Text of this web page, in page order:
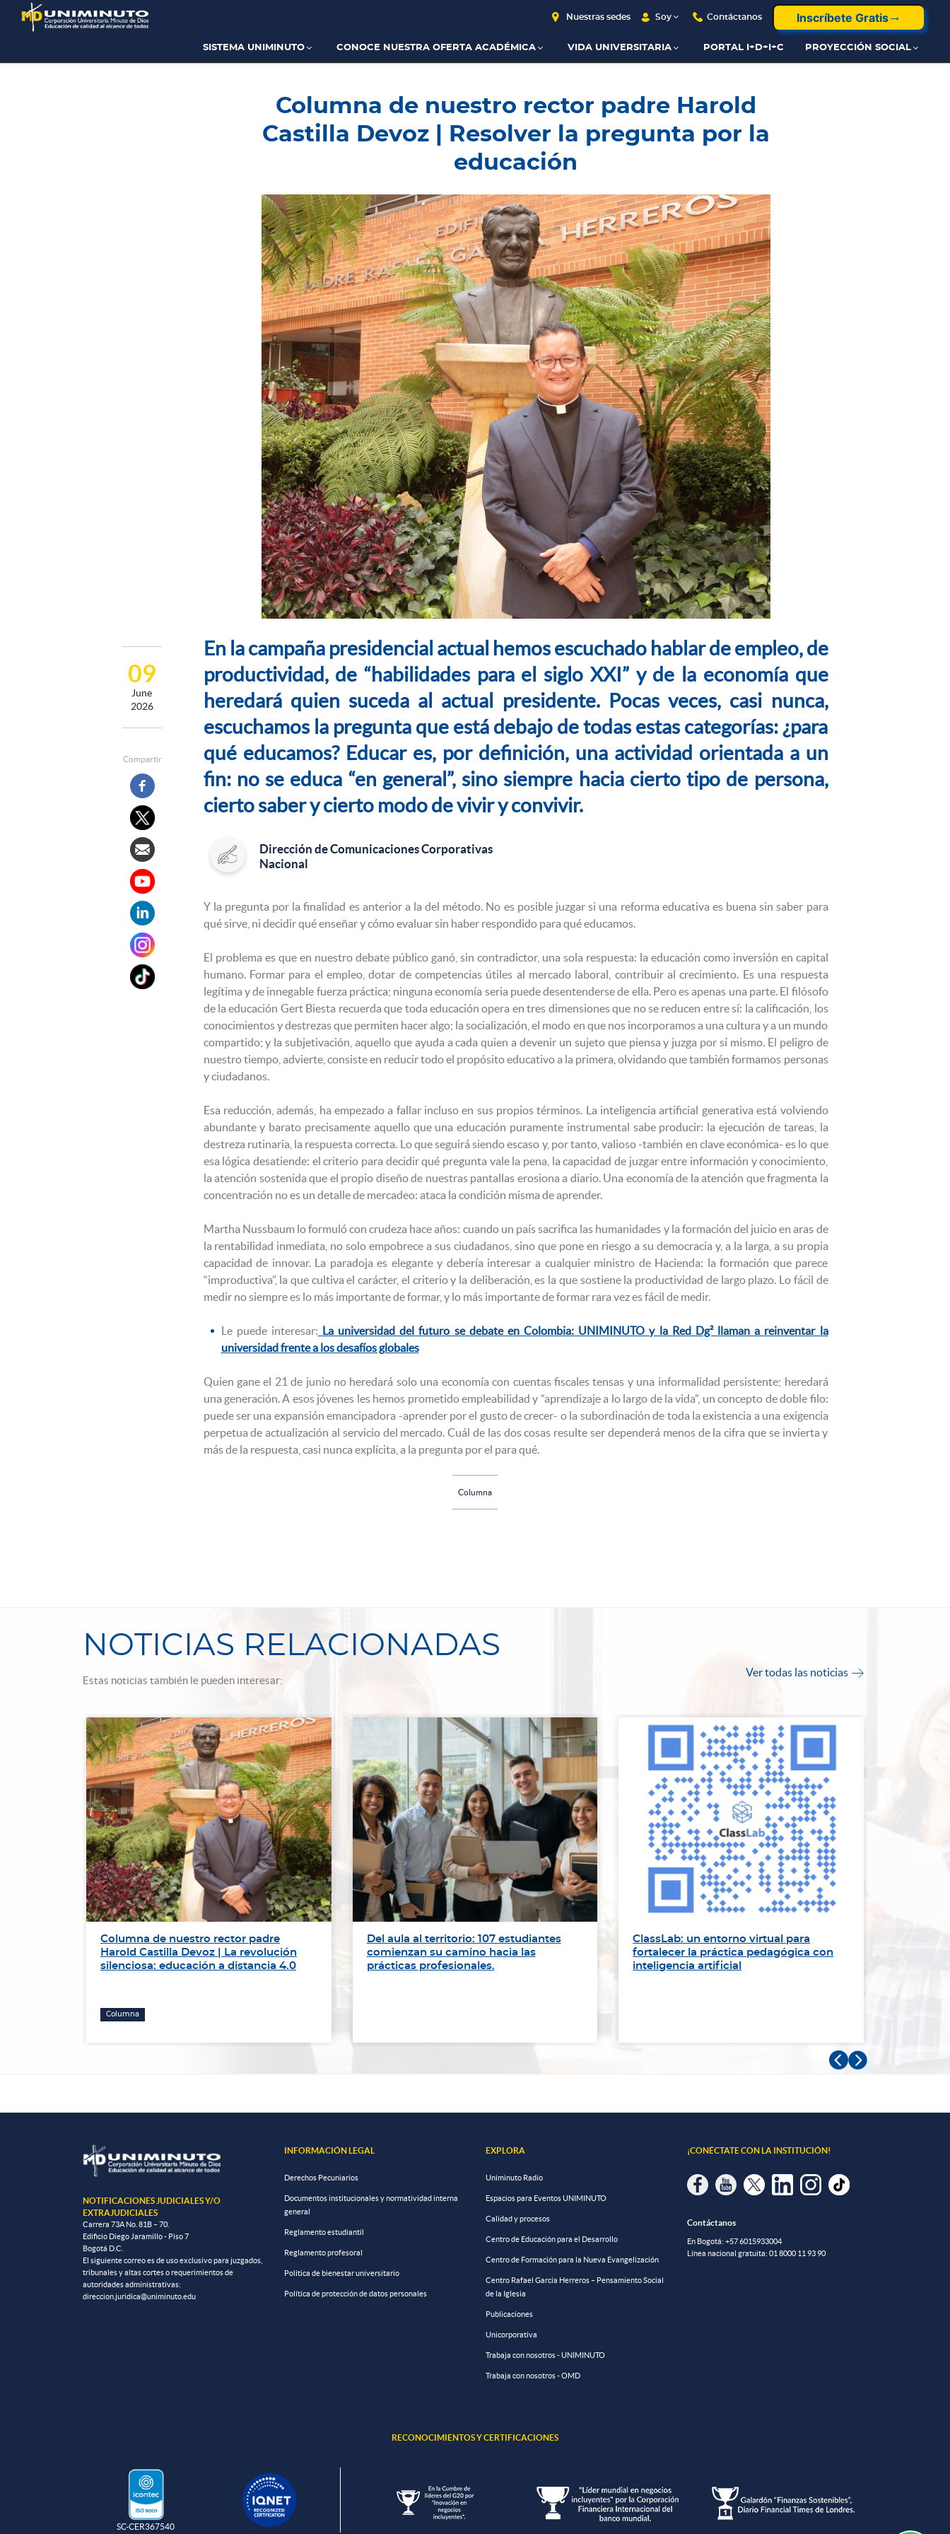
contenido
Nuestras sedes Soy Contáctanos Inscríbete Gratis
SISTEMA UNIMINUTO CONOCE NUESTRA OFERTA ACADÉMICA VIDA UNIVERSITARIA PORTAL I+D+I+C PROYECCIÓN SOCIAL
Columna de nuestro rector padre Harold
Castilla Devoz | Resolver la pregunta por la
educación
En la campaña presidencial actual hemos escuchado hablar de empleo, de
productividad, de “habilidades para el siglo XXI” y de la economía que
heredará quien suceda al actual presidente. Pocas veces, casi nunca,
escuchamos la pregunta que está debajo de todas estas categorías: ¿para
qué educamos? Educar es, por definición, una actividad orientada a un
fin: no se educa “en general”, sino siempre hacia cierto tipo de persona,
cierto saber y cierto modo de vivir y convivir.
Dirección de Comunicaciones Corporativas
Nacional
Y la pregunta por la finalidad es anterior a la del método. No es posible juzgar si una reforma educativa es buena sin saber para
qué sirve, ni decidir qué enseñar y cómo evaluar sin haber respondido para qué educamos.
El problema es que en nuestro debate público ganó, sin contradictor, una sola respuesta: la educación como inversión en capital
humano. Formar para el empleo, dotar de competencias útiles al mercado laboral, contribuir al crecimiento. Es una respuesta
legítima y de innegable fuerza práctica; ninguna economía seria puede desentenderse de ella. Pero es apenas una parte. El filósofo
de la educación Gert Biesta recuerda que toda educación opera en tres dimensiones que no se reducen entre sí: la calificación, los
conocimientos y destrezas que permiten hacer algo; la socialización, el modo en que nos incorporamos a una cultura y a un mundo
compartido; y la subjetivación, aquello que ayuda a cada quien a devenir un sujeto que piensa y juzga por sí mismo. El peligro de
nuestro tiempo, advierte, consiste en reducir todo el propósito educativo a la primera, olvidando que también formamos personas
y ciudadanos.
Esa reducción, además, ha empezado a fallar incluso en sus propios términos. La inteligencia artificial generativa está volviendo
abundante y barato precisamente aquello que una educación puramente instrumental sabe producir: la ejecución de tareas, la
destreza rutinaria, la respuesta correcta. Lo que seguirá siendo escaso y, por tanto, valioso -también en clave económica- es lo que
esa lógica desatiende: el criterio para decidir qué pregunta vale la pena, la capacidad de juzgar entre información y conocimiento,
la atención sostenida que el propio diseño de nuestras pantallas erosiona a diario. Una economía de la atención que fragmenta la
concentración no es un detalle de mercadeo: ataca la condición misma de aprender.
Martha Nussbaum lo formuló con crudeza hace años: cuando un país sacrifica las humanidades y la formación del juicio en aras de
la rentabilidad inmediata, no solo empobrece a sus ciudadanos, sino que pone en riesgo a su democracia y, a la larga, a su propia
capacidad de innovar. La paradoja es elegante y debería interesar a cualquier ministro de Hacienda: la formación que parece
“improductiva”, la que cultiva el carácter, el criterio y la deliberación, es la que sostiene la productividad de largo plazo. Lo fácil de
medir no siempre es lo más importante de formar, y lo más importante de formar rara vez es fácil de medir.
Le puede interesar: La universidad del futuro se debate en Colombia: UNIMINUTO y la Red Dg² llaman a reinventar la
universidad frente a los desafíos globales
Quien gane el 21 de junio no heredará solo una economía con cuentas fiscales tensas y una informalidad persistente; heredará
una generación. A esos jóvenes les hemos prometido empleabilidad y “aprendizaje a lo largo de la vida”, un concepto de doble filo:
puede ser una expansión emancipadora -aprender por el gusto de crecer- o la subordinación de toda la existencia a una exigencia
perpetua de actualización al servicio del mercado. Cuál de las dos cosas resulte ser dependerá menos de la cifra que se invierta y
más de la respuesta, casi nunca explícita, a la pregunta por el para qué.
09
June
2026
Compartir
Columna
NOTICIAS RELACIONADAS
Estas noticias también le pueden interesar:
Ver todas las noticias 
Columna de nuestro rector padre
Harold Castilla Devoz | La revolución
silenciosa: educación a distancia 4.0
Columna
Del aula al territorio: 107 estudiantes
comienzan su camino hacia las
prácticas profesionales.
ClassLab: un entorno virtual para
fortalecer la práctica pedagógica con
inteligencia artificial

NOTIFICACIONES JUDICIALES Y/O
EXTRAJUDICIALES
Carrera 73A No. 81B – 70.
Edificio Diego Jaramillo - Piso 7
Bogotá D.C.
El siguiente correo es de uso exclusivo para juzgados,
tribunales y altas cortes o requerimientos de
autoridades administrativas:
direccion.juridica@uniminuto.edu
INFORMACIÓN LEGAL
Derechos Pecuniarios
Documentos institucionales y normatividad interna
general
Reglamento estudiantil
Reglamento profesoral
Política de bienestar universitario
Política de protección de datos personales
EXPLORA
Uniminuto Radio
Espacios para Eventos UNIMINUTO
Calidad y procesos
Centro de Educación para el Desarrollo
Centro de Formación para la Nueva Evangelización
Centro Rafael García Herreros – Pensamiento Social
de la Iglesia
Publicaciones
Unicorporativa
Trabaja con nosotros - UNIMINUTO
Trabaja con nosotros - OMD
¡CONÉCTATE CON LA INSTITUCIÓN!
Contáctanos
En Bogotá: +57 6015933004
Línea nacional gratuita: 01 8000 11 93 90
RECONOCIMIENTOS Y CERTIFICACIONES
SC-CER367540